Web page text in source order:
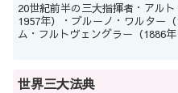
20世紀前半の三大指揮者・アル
1957年）・ブルーノ・ワルター
ム・フルトヴェングラー（1886
世界三大法典